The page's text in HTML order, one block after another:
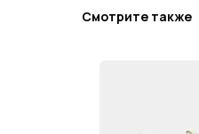
Смотрите также